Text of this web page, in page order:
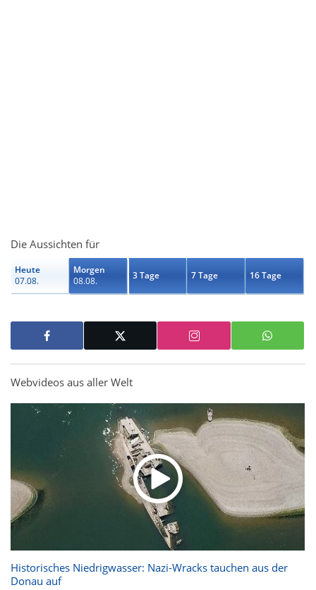
Die Aussichten für
Heute
07.08.
Morgen
08.08.
3 Tage 7 Tage 16 Tage
Webvideos aus aller Welt
Historisches Niedrigwasser: Nazi-Wracks tauchen aus der
Donau auf